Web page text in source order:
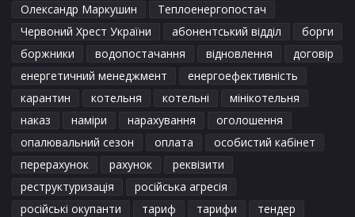
Олександр Маркушин
Теплоенергопостач
Червоний Хрест України
абонентський відділ
борги
боржники
водопостачання відновлення
договір
енергетичний менеджмент
енергоефективність
карантин
котельня котельні
мінікотельня
наказ
наміри нарахування
оголошення
опалювальний сезон
оплата
особистий кабінет
перерахунок
рахунок
реквізити
реструктуризація
російська агресія
російські окупанти
тариф тарифи
тендер